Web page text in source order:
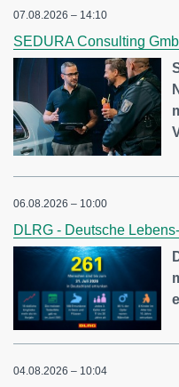
07.08.2026 – 14:10
SEDURA Consulting
06.08.2026 – 10:00
DLRG - Deutsche
04.08.2026 – 10:04